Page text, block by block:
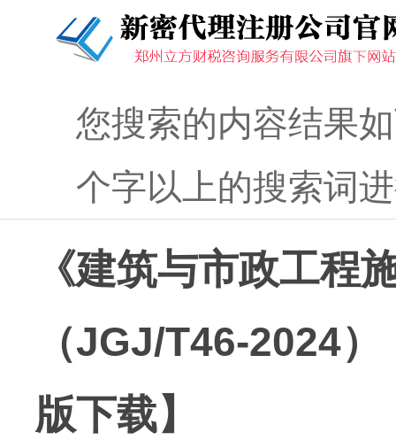
您搜索的内容结果
个字以上的搜索词
《建筑与市政工程
（JGJ/T46-2024
版下载】